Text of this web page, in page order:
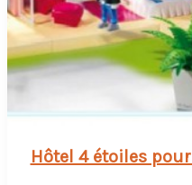
Hôtel 4 étoiles